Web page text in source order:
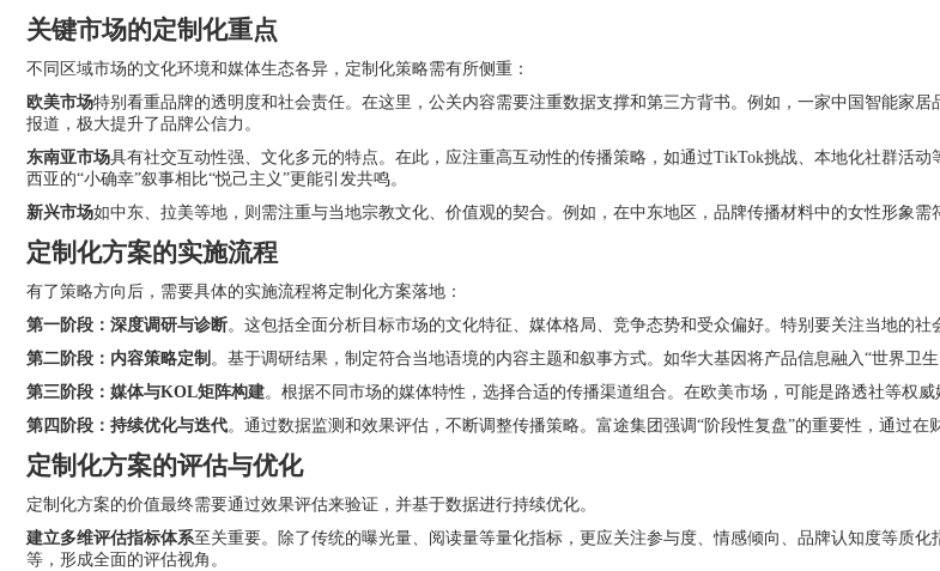
关键市场的定制化重点
不同区域市场的文化环境和媒体生态各异，定制化策略需有所侧重：
欧美市场特别看重品牌的透明度和社会责任。在这里，公关内容需要注重数据支撑和第三方背书。例如，一家中国智能家
报道，极大提升了品牌公信力。
东南亚市场具有社交互动性强、文化多元的特点。在此，应注重高互动性的传播策略，如通过TikTok挑战、本地化社群活
西亚的“小确幸”叙事相比“悦己主义”更能引发共鸣。
新兴市场如中东、拉美等地，则需注重与当地宗教文化、价值观的契合。例如，在中东地区，品牌传播材料中的女性形象
定制化方案的实施流程
有了策略方向后，需要具体的实施流程将定制化方案落地：
第一阶段：深度调研与诊断。这包括全面分析目标市场的文化特征、媒体格局、竞争态势和受众偏好。特别要关注当地的社
第二阶段：内容策略定制 。基于调研结果，制定符合当地语境的内容主题和叙事方式。如华大基因将产品信息融入“世界卫
第三阶段：媒体与KOL矩阵构建。根据不同市场的媒体特性，选择合适的传播渠道组合。在欧美市场，可能是路透社等权
第四阶段：持续优化与迭代。通过数据监测和效果评估，不断调整传播策略。富途集团强调“阶段性复盘”的重要性，通过
定制化方案的评估与优化
定制化方案的价值最终需要通过效果评估来验证，并基于数据进行持续优化。
建立多维评估指标体系至关重要。除了传统的曝光量、阅读量等量化指标，更应关注参与度、情感倾向、品牌认知度等质
等，形成全面的评估视角。